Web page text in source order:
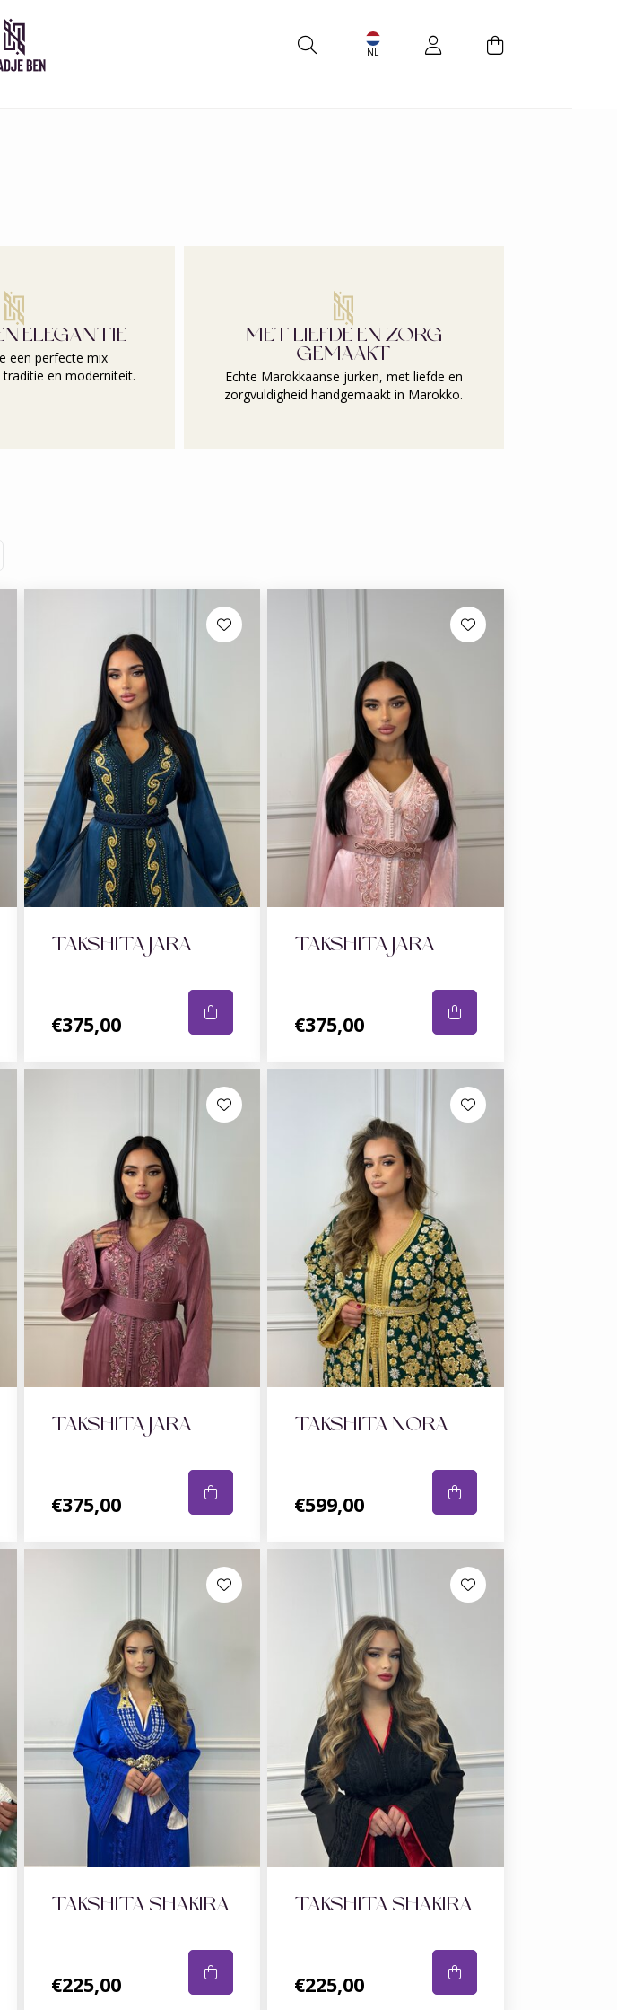
NL
Accessoires
ELEGANTIE
een perfecte mix
traditie en moderniteit.
MET LIEFDE EN ZORG
GEMAAKT
Echte Marokkaanse jurken, met liefde en
zorgvuldigheid handgemaakt in Marokko.
TAKSHITA JARA
€375,00
TAKSHITA JARA
€375,00
TAKSHITA JARA
€375,00
TAKSHITA NORA
€599,00
TAKSHITA SHAKIRA
€225,00
TAKSHITA SHAKIRA
€225,00